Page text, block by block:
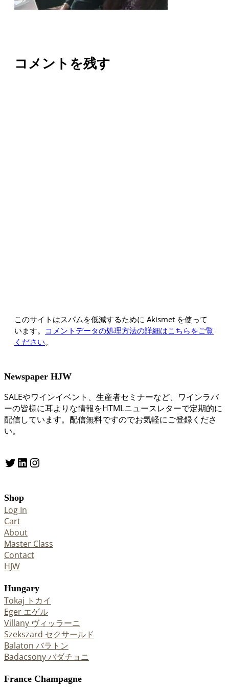
コメントを残す
このサイトはスパムを低減するために Akismet を使って
います。 コメントデータの処理方法の詳細はこちらをご覧
ください。
Newspaper HJW
SALEやワインイベント、生産者セミナーなど、ワインラバ
ーの皆様に耳よりな情報をHTMLニュースレターで定期的に
配信しています。配信無料ですのでお気軽にご登録くださ
い。
Twitter LinkedIn Instagram
Shop
Log In
Cart
About
Master Class
Contact
HJW
Hungary
Tokaj トカイ
Eger エゲル
Villany ヴィッラーニ
Szekszard セクサールド
Balaton バラトン
Badacsony バダチョニ
France Champagne